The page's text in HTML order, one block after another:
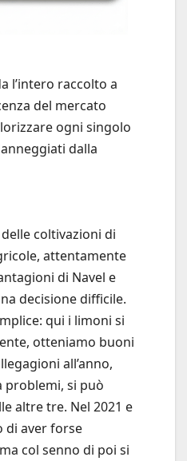
l’intero raccolto a
del mercato
ogni singolo
dalla
coltivazioni di
attentamente
di Navel e
decisione difficile.
qui i limoni si
otteniamo buoni
all’anno,
problemi, si può
altre tre. Nel 2021 e
di aver forse
col senno di poi si